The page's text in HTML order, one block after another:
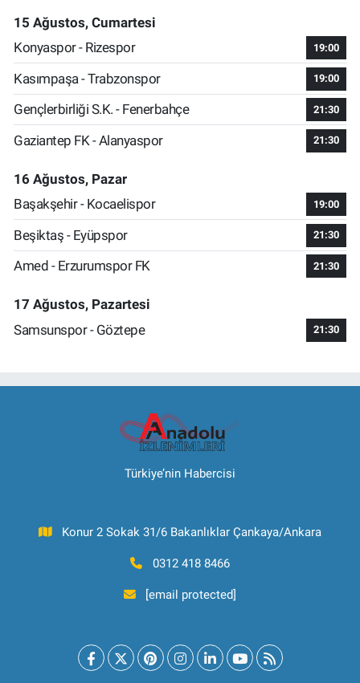
15 Ağustos, Cumartesi
Konyaspor - Rizespor
19:00
Kasımpaşa - Trabzonspor 19:00
Gençlerbirliği S.K. - Fenerbahçe 21:30
Gaziantep FK - Alanyaspor 21:30
16 Ağustos, Pazar
Başakşehir - Kocaelispor
19:00
Beşiktaş - Eyüpspor 21:30
Amed - Erzurumspor FK 21:30
17 Ağustos, Pazartesi
Samsunspor - Göztepe
21:30
Türkiye’nin Habercisi
Konur 2 Sokak 31/6 Bakanlıklar Çankaya/Ankara
0312 418 8466
[email protected]